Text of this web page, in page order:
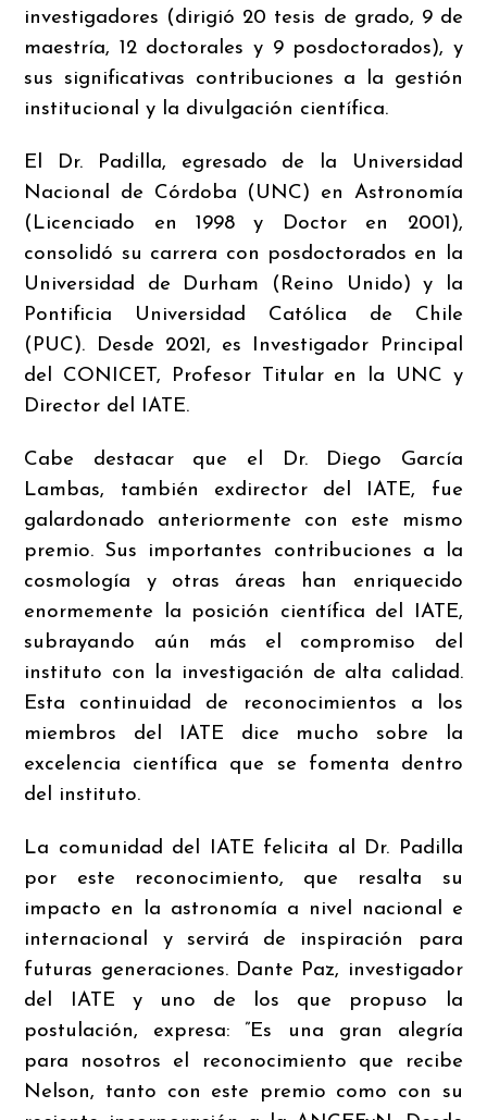
investigadores (dirigió 20 tesis de grado, 9 de
maestría, 12 doctorales y 9 posdoctorados), y
sus significativas contribuciones a la gestión
institucional y la divulgación científica.
El Dr. Padilla, egresado de la Universidad
Nacional de Córdoba (UNC) en Astronomía
(Licenciado en 1998 y Doctor en 2001),
consolidó su carrera con posdoctorados en la
Universidad de Durham (Reino Unido) y la
Pontificia Universidad Católica de Chile
(PUC). Desde 2021, es Investigador Principal
del CONICET, Profesor Titular en la UNC y
Director del IATE.
Cabe destacar que el Dr. Diego García
Lambas, también exdirector del IATE, fue
galardonado anteriormente con este mismo
premio. Sus importantes contribuciones a la
cosmología y otras áreas han enriquecido
enormemente la posición científica del IATE,
subrayando aún más el compromiso del
instituto con la investigación de alta calidad.
Esta continuidad de reconocimientos a los
miembros del IATE dice mucho sobre la
excelencia científica que se fomenta dentro
del instituto.
La comunidad del IATE felicita al Dr. Padilla
por este reconocimiento, que resalta su
impacto en la astronomía a nivel nacional e
internacional y servirá de inspiración para
futuras generaciones. Dante Paz, investigador
del IATE y uno de los que propuso la
postulación, expresa: ”Es una gran alegría
para nosotros el reconocimiento que recibe
Nelson, tanto con este premio como con su